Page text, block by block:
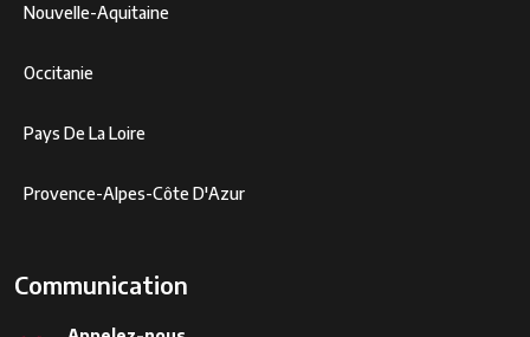
Nouvelle-Aquitaine
Occitanie
Pays De La Loire
Provence-Alpes-Côte D'Azur
Communication